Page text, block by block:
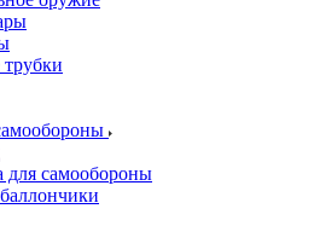
для самообороны